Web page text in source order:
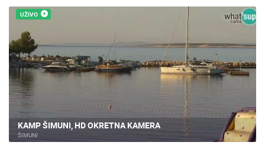
UŽIVO
ŠIMUNI - PLAŽA, PAG
ŠIMUNI